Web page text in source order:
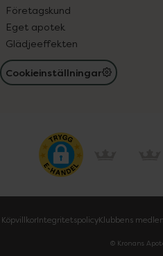
Företagskund
Eget apotek
Glädjeeffekten
Cookieinställningar
KöpvillkorIntegritetspolicyKlubbens
© Kronans